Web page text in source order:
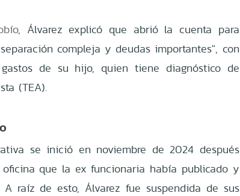
, Álvarez explicó que abrió la cuenta para
compleja y deudas importantes", con
de su hijo, quien tiene diagnóstico de
(TEA).
se inició en noviembre de 2024 después
que la ex funcionaria había publicado y
A raíz de esto, Álvarez fue suspendida de sus